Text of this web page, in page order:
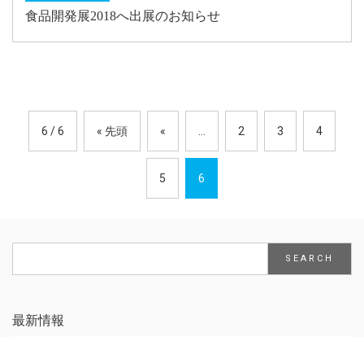
食品開発展2018へ出展のお知らせ
6 / 6 « 先頭 « 2 3 4
5 6
最新情報